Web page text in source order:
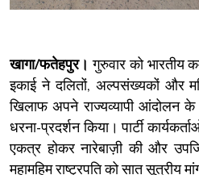
खागा/फतेहपुर। गुरुवार को भारतीय
इकाई ने दलितों, अल्पसंख्यकों और
खिलाफ अपने राज्यव्यापी आंदोलन
धरना-प्रदर्शन किया। पार्टी
एकत्र होकर नारेबाज़ी की और
महामहिम राष्ट्रपति को सात सूत्रीय